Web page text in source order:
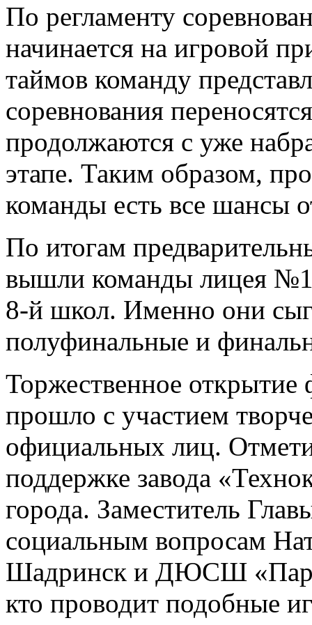
По регламенту
начинается на игровой
таймов команду
соревнования
продолжаются с уже
этапе. Таким образом,
команды есть все шансы
По итогам
вышли команды лицея
8-й школ. Именно они
полуфинальные и
Торжественное открытие
прошло с участием
официальных лиц.
поддержке завода
города. Заместитель
социальным вопросам
Шадринск и ДЮСШ
кто проводит подобные